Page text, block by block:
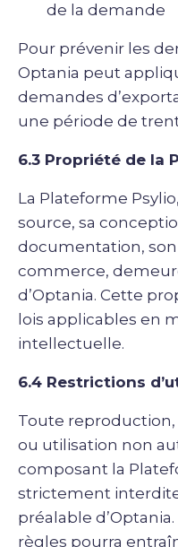
de la demande
Pour prévenir les
Optania peut
demandes
une période de
6.3 Propriété de la
La Plateforme
source, sa
documentation,
commerce,
d’Optania. Cette
lois applicables en
intellectuelle.
6.4 Restrictions
Toute
ou utilisation non
composant la
strictement
préalable
règles pourra